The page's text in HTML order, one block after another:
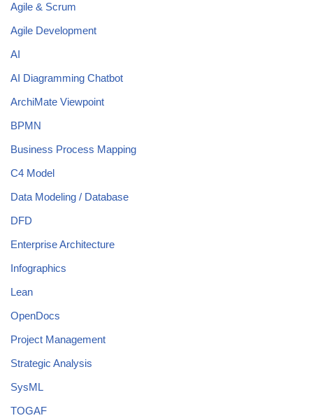
Agile & Scrum
Agile Development
AI
AI Diagramming Chatbot
ArchiMate Viewpoint
BPMN
Business Process Mapping
C4 Model
Data Modeling / Database
DFD
Enterprise Architecture
Infographics
Lean
OpenDocs
Project Management
Strategic Analysis
SysML
TOGAF